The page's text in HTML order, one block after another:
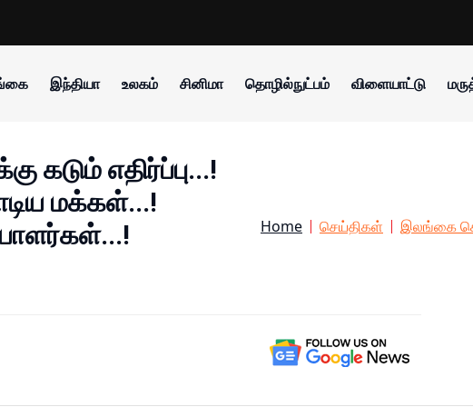
இந்தியா உலகம் சினிமா தொழில்நுட்பம் விளையாட்டு
கடும் எதிர்ப்பு...!
மக்கள்...!
Home செய்திகள் இலங்கை